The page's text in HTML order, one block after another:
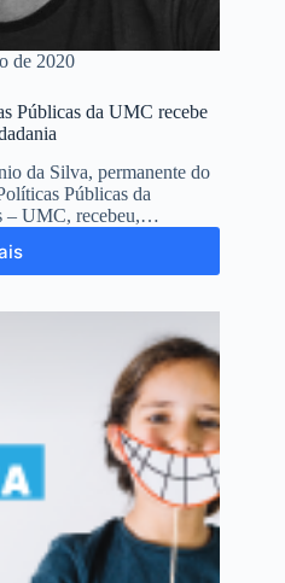
de 2020
Públicas da UMC recebe
da Silva, permanente do
Públicas da
– UMC, recebeu,…